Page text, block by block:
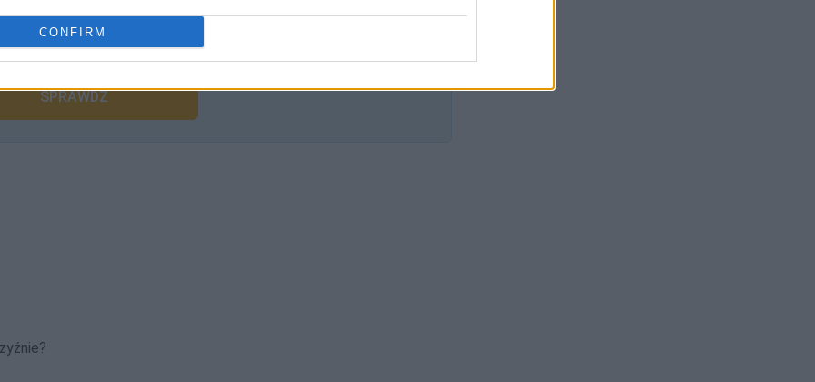
CONFIRM
Brakuje czegoś w haśle?
abonenci Dobrego słownika.
SPRAWDŹ